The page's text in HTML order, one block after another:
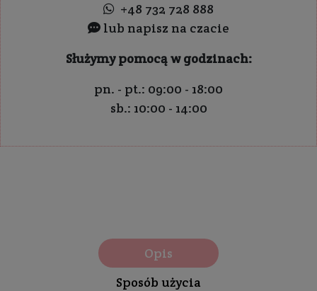
+48 732 728 888
lub napisz na czacie
Służymy pomocą w godzinach:
pn. - pt.: 09:00 - 18:00
sb.: 10:00 - 14:00
Opis
Sposób użycia